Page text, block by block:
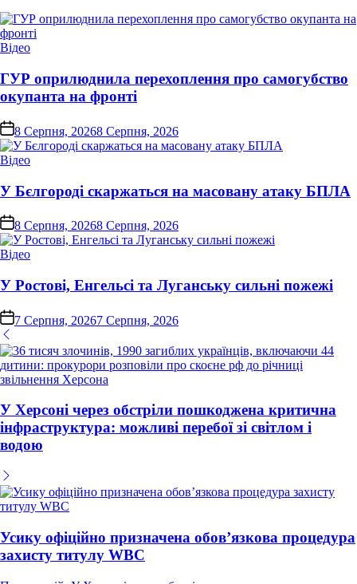
Опублікувати
Відео
ГУР оприлюднила перехоплення про самогубство
окупанта на фронті
on8 Серпня, 20268 Серпня, 2026
Опублікувати
Відео
У Бєлгороді скаржаться на масовану атаку БПЛА
on8 Серпня, 20268 Серпня, 2026
Опублікувати
Відео
У Ростові, Енгельсі та Луганську сильні пожежі
on 7 Серпня, 20267 Серпня, 2026
У Херсоні через обстріли пошкоджена критична
інфраструктура: можливі перебої зі світлом і
водою
Усику офіційно призначена обов’язкова процедура
захисту титулу WBC